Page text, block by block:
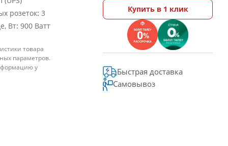
розеток: 3
Вт: 900 Ватт
товара
параметров.
у
Купить в 1 клик
Быстрая доставка
Самовывоз